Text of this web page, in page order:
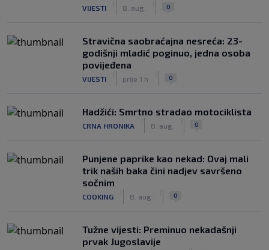
VIJESTI 8. aug. 0
Stravična saobraćajna nesreća: 23-
godišnji mladić poginuo, jedna osoba
povijeđena
VIJESTI prije 1 h 0
Hadžići: Smrtno stradao motociklista
CRNA HRONIKA 8. aug. 0
Punjene paprike kao nekad: Ovaj mali
trik naših baka čini nadjev savršeno
sočnim
COOKING 8. aug. 0
Tužne vijesti: Preminuo nekadašnji
prvak Jugoslavije